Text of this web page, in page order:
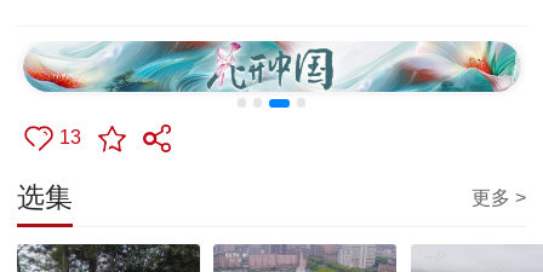
13
选集 更多 >